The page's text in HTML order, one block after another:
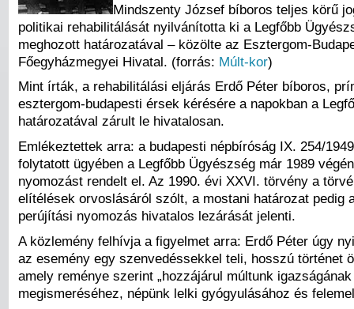
Mindszenty József bíboros teljes körű
politikai rehabilitálását nyilvánította ki a Legfőbb
meghozott határozatával – közölte az Esztergom-
Főegyházmegyei Hivatal. (forrás: Múlt-kor)
Mint írták, a rehabilitálási eljárás Erdő Péter bíboros,
esztergom-budapesti érsek kérésére a napokban a
határozatával zárult le hivatalosan.
Emlékeztettek arra: a budapesti népbíróság IX. 254/
folytatott ügyében a Legfőbb Ügyészség már 1989
nyomozást rendelt el. Az 1990. évi XXVI. törvény a
elítélések orvoslásáról szólt, a mostani határozat pedig
perújítási nyomozás hivatalos lezárását jelenti.
A közlemény felhívja a figyelmet arra: Erdő Péter úgy
az esemény egy szenvedéssekkel teli, hosszú történet
amely reménye szerint „hozzájárul múltunk igazságának
megismeréséhez, népünk lelki gyógyulásához és